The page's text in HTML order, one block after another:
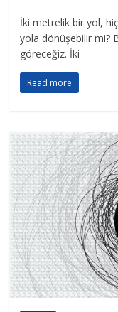
İki metrelik bir yol,
yola dönüşebilir mi?
göreceğiz. İki
Read more